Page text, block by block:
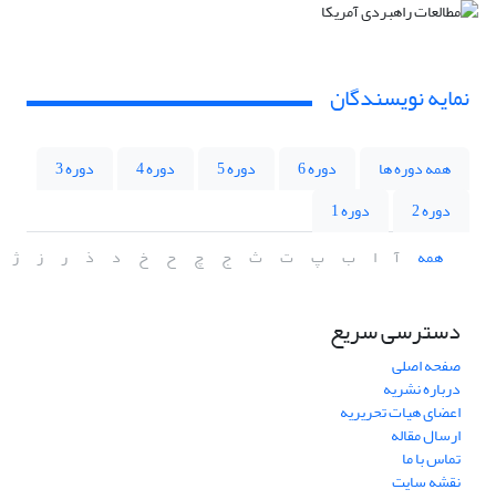
نمایه نویسندگان
همه دوره ها دوره 6 دوره 5 دوره 4
دوره 3
دوره 2
دوره 1
همه
آ ا ب پ ت ث ج چ ح خ د ذ ر ز ژ
دسترسی سریع
صفحه اصلی
درباره نشریه
اعضای هیات تحریریه
ارسال مقاله
تماس با ما
نقشه سایت